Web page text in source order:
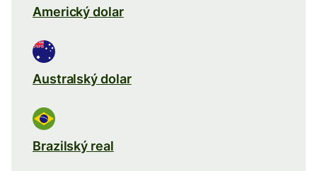
Americký dolar
Australský dolar
Brazilský real